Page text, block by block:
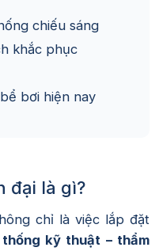
chiếu sáng
khắc phục
bơi hiện nay
đại là gì?
chỉ là việc lắp đặt
thống kỹ thuật – thẩm